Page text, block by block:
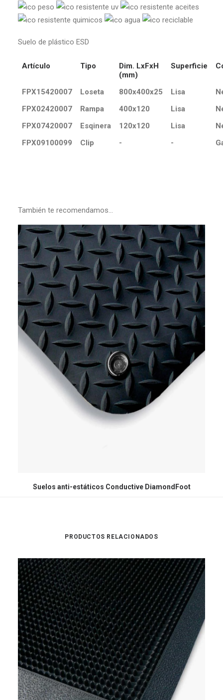
Suelo de plástico ESD
Artículo Tipo
Dim. LxFxH
(mm)
Superficie
FPX15420007 Loseta 800x400x25 Lisa
FPX02420007
Rampa 400x120 Lisa
FPX07420007
Esqinera 120x120 Lisa
FPX09100099
Clip - -
También te recomendamos…
Suelos anti-estáticos Conductive DiamondFoot
PRODUCTOS RELACIONADOS